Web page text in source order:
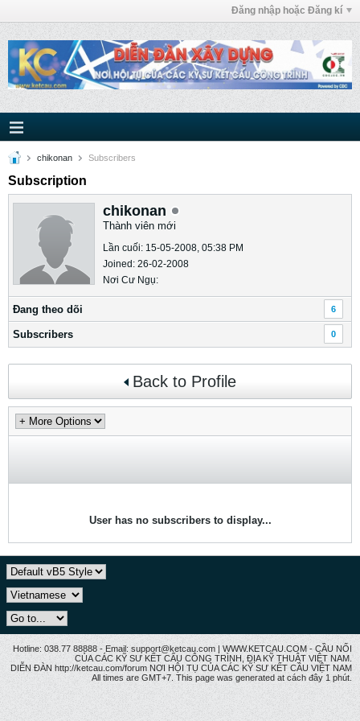
Đăng nhập hoặc Đăng kí
chikonan Subscribers
Subscription
chikonan
Thành viên mới
Lần cuối: 15-05-2008, 05:38 PM
Joined: 26-02-2008
Nơi Cư Ngụ:
Ðang theo dõi 6
Subscribers 0
Back to Profile
User has no subscribers to display...
Hotline: 038.77 88888 - Email: support@ketcau.com | WWW.KETCAU.COM - CẦU NỐI
CỦA CÁC KỸ SƯ KẾT CẤU CÔNG TRÌNH, ĐỊA KỸ THUẬT VIỆT NAM.
DIỄN ĐÀN http://ketcau.com/forum NƠI HỘI TỤ CỦA CÁC KỸ SƯ KẾT CÂU VIỆT NAM
All times are GMT+7. This page was generated at cách đây 1 phút.